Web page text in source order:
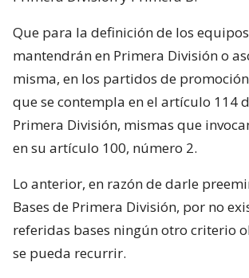
Que para la definición de los
mantendrán en Primera División o
misma, en los partidos de
que se contempla en el artículo 114
Primera División, mismas que
en su artículo 100, número 2.
Lo anterior, en razón de darle
Bases de Primera División, por no
referidas bases ningún otro criterio
se pueda recurrir.